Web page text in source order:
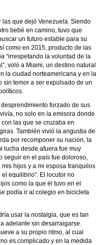
que dejó Venezuela. Siendo
bebé en camino, tuvo que
un futuro estable para su
como en 2015, producto de las
“irrespetando la voluntad de la
voló a Miami, un destino natural
la ciudad norteamericana y en la
temor a ser expulsado de un
forzado de sus
no solo en la emisora donde
las que se cruzaba en
También vivió la angustia de
por recomponer su nación, la
lucha desde afuera fue muy
seguir en el país fue doloroso,
hijos y a mi esposa tranquilos
equilibrio”. El locutor no
como la que él tuvo en el
podía ir al colegio en bicicleta
usar la nostalgia, que es tan
adelante sin desarraigarse.
a su propio ritmo, al cual
es complicado y en la medida